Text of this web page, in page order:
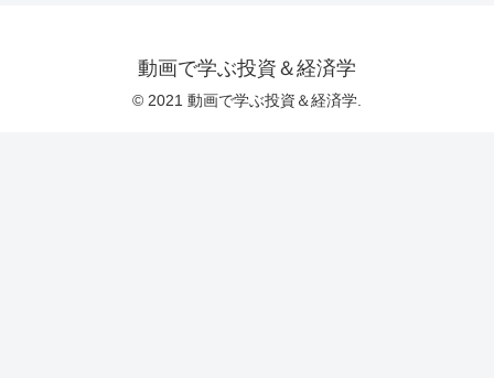
動画で学ぶ投資＆経済学
© 2021 動画で学ぶ投資＆経済学.